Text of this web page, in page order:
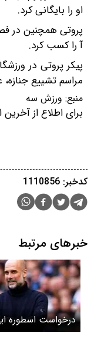
او را بایگانی کرد.
آ را کسب کرد.
پیکر پروتی در
مراسم تشییع
منبع: ورزش سه
برای اطلاع از
کدخبر: 1110856
خبرهای مرتبط
درخواست اسطوره
گواردیولا